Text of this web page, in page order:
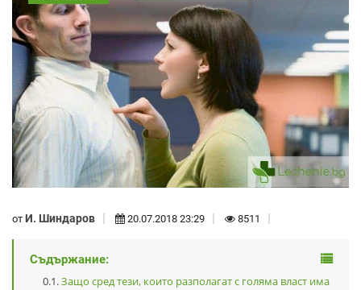
от И. Шиндаров 20.07.2018 23:29 8511
Съдържание:
Защо сред тези, които разполагат с голяма власт има